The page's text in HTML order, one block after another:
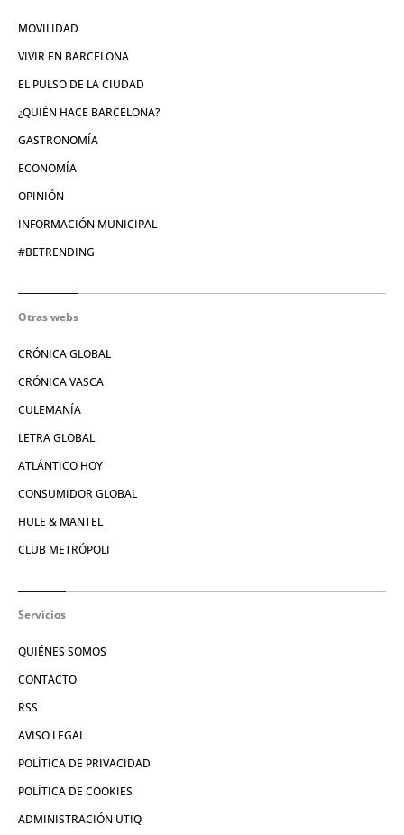
MOVILIDAD
VIVIR EN BARCELONA
EL PULSO DE LA CIUDAD
¿QUIÉN HACE BARCELONA?
GASTRONOMÍA
ECONOMÍA
OPINIÓN
INFORMACIÓN MUNICIPAL
#BETRENDING
Otras webs
CRÓNICA GLOBAL
CRÓNICA VASCA
CULEMANÍA
LETRA GLOBAL
ATLÁNTICO HOY
CONSUMIDOR GLOBAL
HULE & MANTEL
CLUB METRÓPOLI
Servicios
QUIÉNES SOMOS
CONTACTO
RSS
AVISO LEGAL
POLÍTICA DE PRIVACIDAD
POLÍTICA DE COOKIES
ADMINISTRACIÓN UTIQ